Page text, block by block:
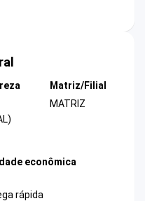
Matriz/Filial
MATRIZ
econômica
rápida